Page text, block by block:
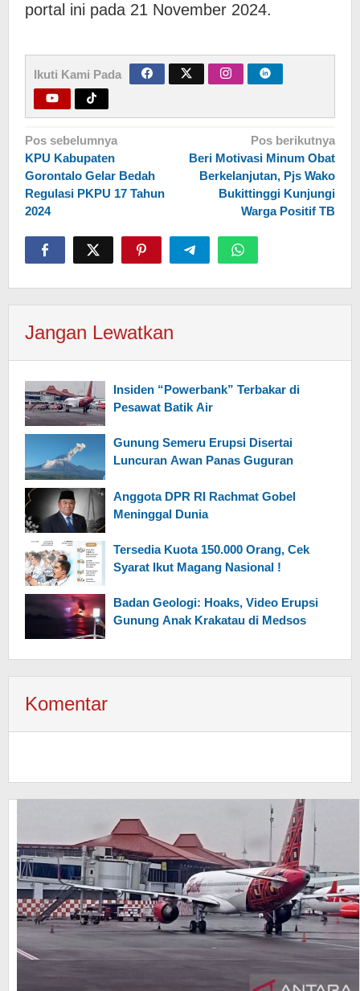
portal ini pada 21 November 2024.
Ikuti Kami Pada
Navigasi
pos
Pos sebelumnya
KPU Kabupaten
Gorontalo Gelar Bedah
Regulasi PKPU 17 Tahun
2024
Pos berikutnya
Beri Motivasi Minum Obat
Berkelanjutan, Pjs Wako
Bukittinggi Kunjungi
Warga Positif TB
Jangan Lewatkan
Insiden “Powerbank” Terbakar di
Pesawat Batik Air
Gunung Semeru Erupsi Disertai
Luncuran Awan Panas Guguran
Anggota DPR RI Rachmat Gobel
Meninggal Dunia
Tersedia Kuota 150.000 Orang, Cek
Syarat Ikut Magang Nasional !
Badan Geologi: Hoaks, Video Erupsi
Gunung Anak Krakatau di Medsos
Komentar